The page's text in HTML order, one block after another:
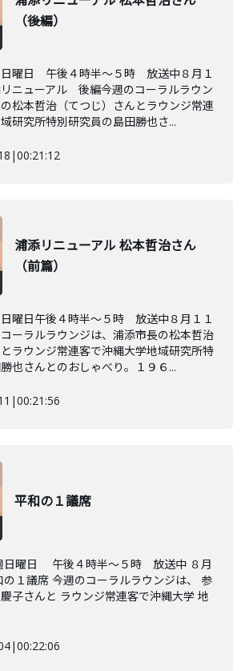
（後編）
日曜日 午後４時半～５時 放送中８月１
リニューアル 後編今週のコーラルラウン
松本哲治（てつじ）さんとラウンジ常連
研究所特別研究員の島田勝也さ...
|00:21:12
浦添リニューアル 松本哲治さん
（前篇）
曜日午後４時半～５時 放送中８月１１
ーラルラウンジは、浦添市長の松本哲治
とラウンジ常連客で沖縄大学地域研究所特
也さんとのおしゃべり。１９６...
|00:21:56
平和の１議席
日曜日 午後４時半～５時 放送中 ８月
の１議席 今週のコーラルラウンジは、 参
子さんと ラウンジ常連客で沖縄大学 地
|00:22:06